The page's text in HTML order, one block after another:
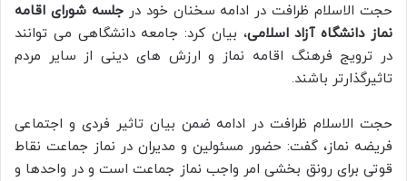
حجت الاسلام ظرافت در ادامه سخنان خود درجلسه شورای اقامه
نماز دانشگاه آزاد اسلامی، بیان کرد: جامعه دانشگاهی می توانند
در ترویج فرهنگ اقامه نماز و ارزش های دینی از سایر مردم
تاثیرگذارتر باشند.
حجت الاسلام ظرافت در ادامه ضمن بیان تاثیر فردی و اجتماعی
فریضه نماز، گفت: حضور مسئولین و مدیران در نماز جماعت نقاط
قوتی برای رونق بخشی امر واجب نماز جماعت است و در واحدها و